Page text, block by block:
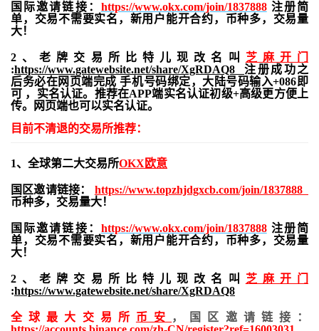
国际邀请链接： https://www.okx.com/join/1837888注册简
单，交易不需要实名，新用户能开合约， 币种多，交易量
大！
2、老牌交易所比特儿现改名叫 芝麻开门
:https://www.gatewebsite.net/share/XgRDAQ8 注册成功之
后务必在网页端完成 手机号码绑定，大陆号码输入+086即
可 ，实名认证。推荐在APP端实名认证初级+高级更方便上
传。网页端也可以实名认证。
目前不清退的交易所推荐：
1、全球第二大交易所OKX欧意
国区邀请链接： https://www.topzhjdgxcb.com/join/1837888
币种多，交易量大！
国际邀请链接： https://www.okx.com/join/1837888注册简
单，交易不需要实名，新用户能开合约， 币种多，交易量
大！
2、老牌交易所比特儿现改名叫 芝麻开门
:https://www.gatewebsite.net/share/XgRDAQ8
全球最大交易所 币安
，国区邀请链接：